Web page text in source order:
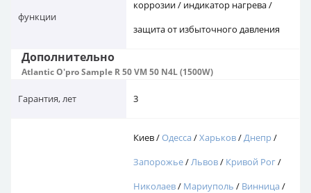
функции
коррозии / индикатор нагрева /
защита от избыточного давления
Дополнительно
Atlantic O'pro Sample R 50 VM 50 N4L (1500W)
Гарантия, лет 3
Киев /Одесса/Харьков/Днепр/
Запорожье/Львов/ Кривой Рог/
Николаев/ Мариуполь / Винница/